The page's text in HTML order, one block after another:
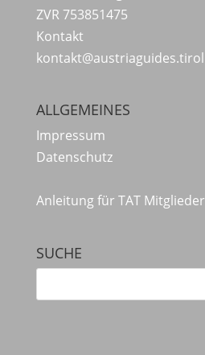
ZVR 753851475
Kontakt
kontakt@austriaguides.tirol
ALLGEMEINES
Impressum
Datenschutz
Anleitung für TAT Mitglieder
SUCHE